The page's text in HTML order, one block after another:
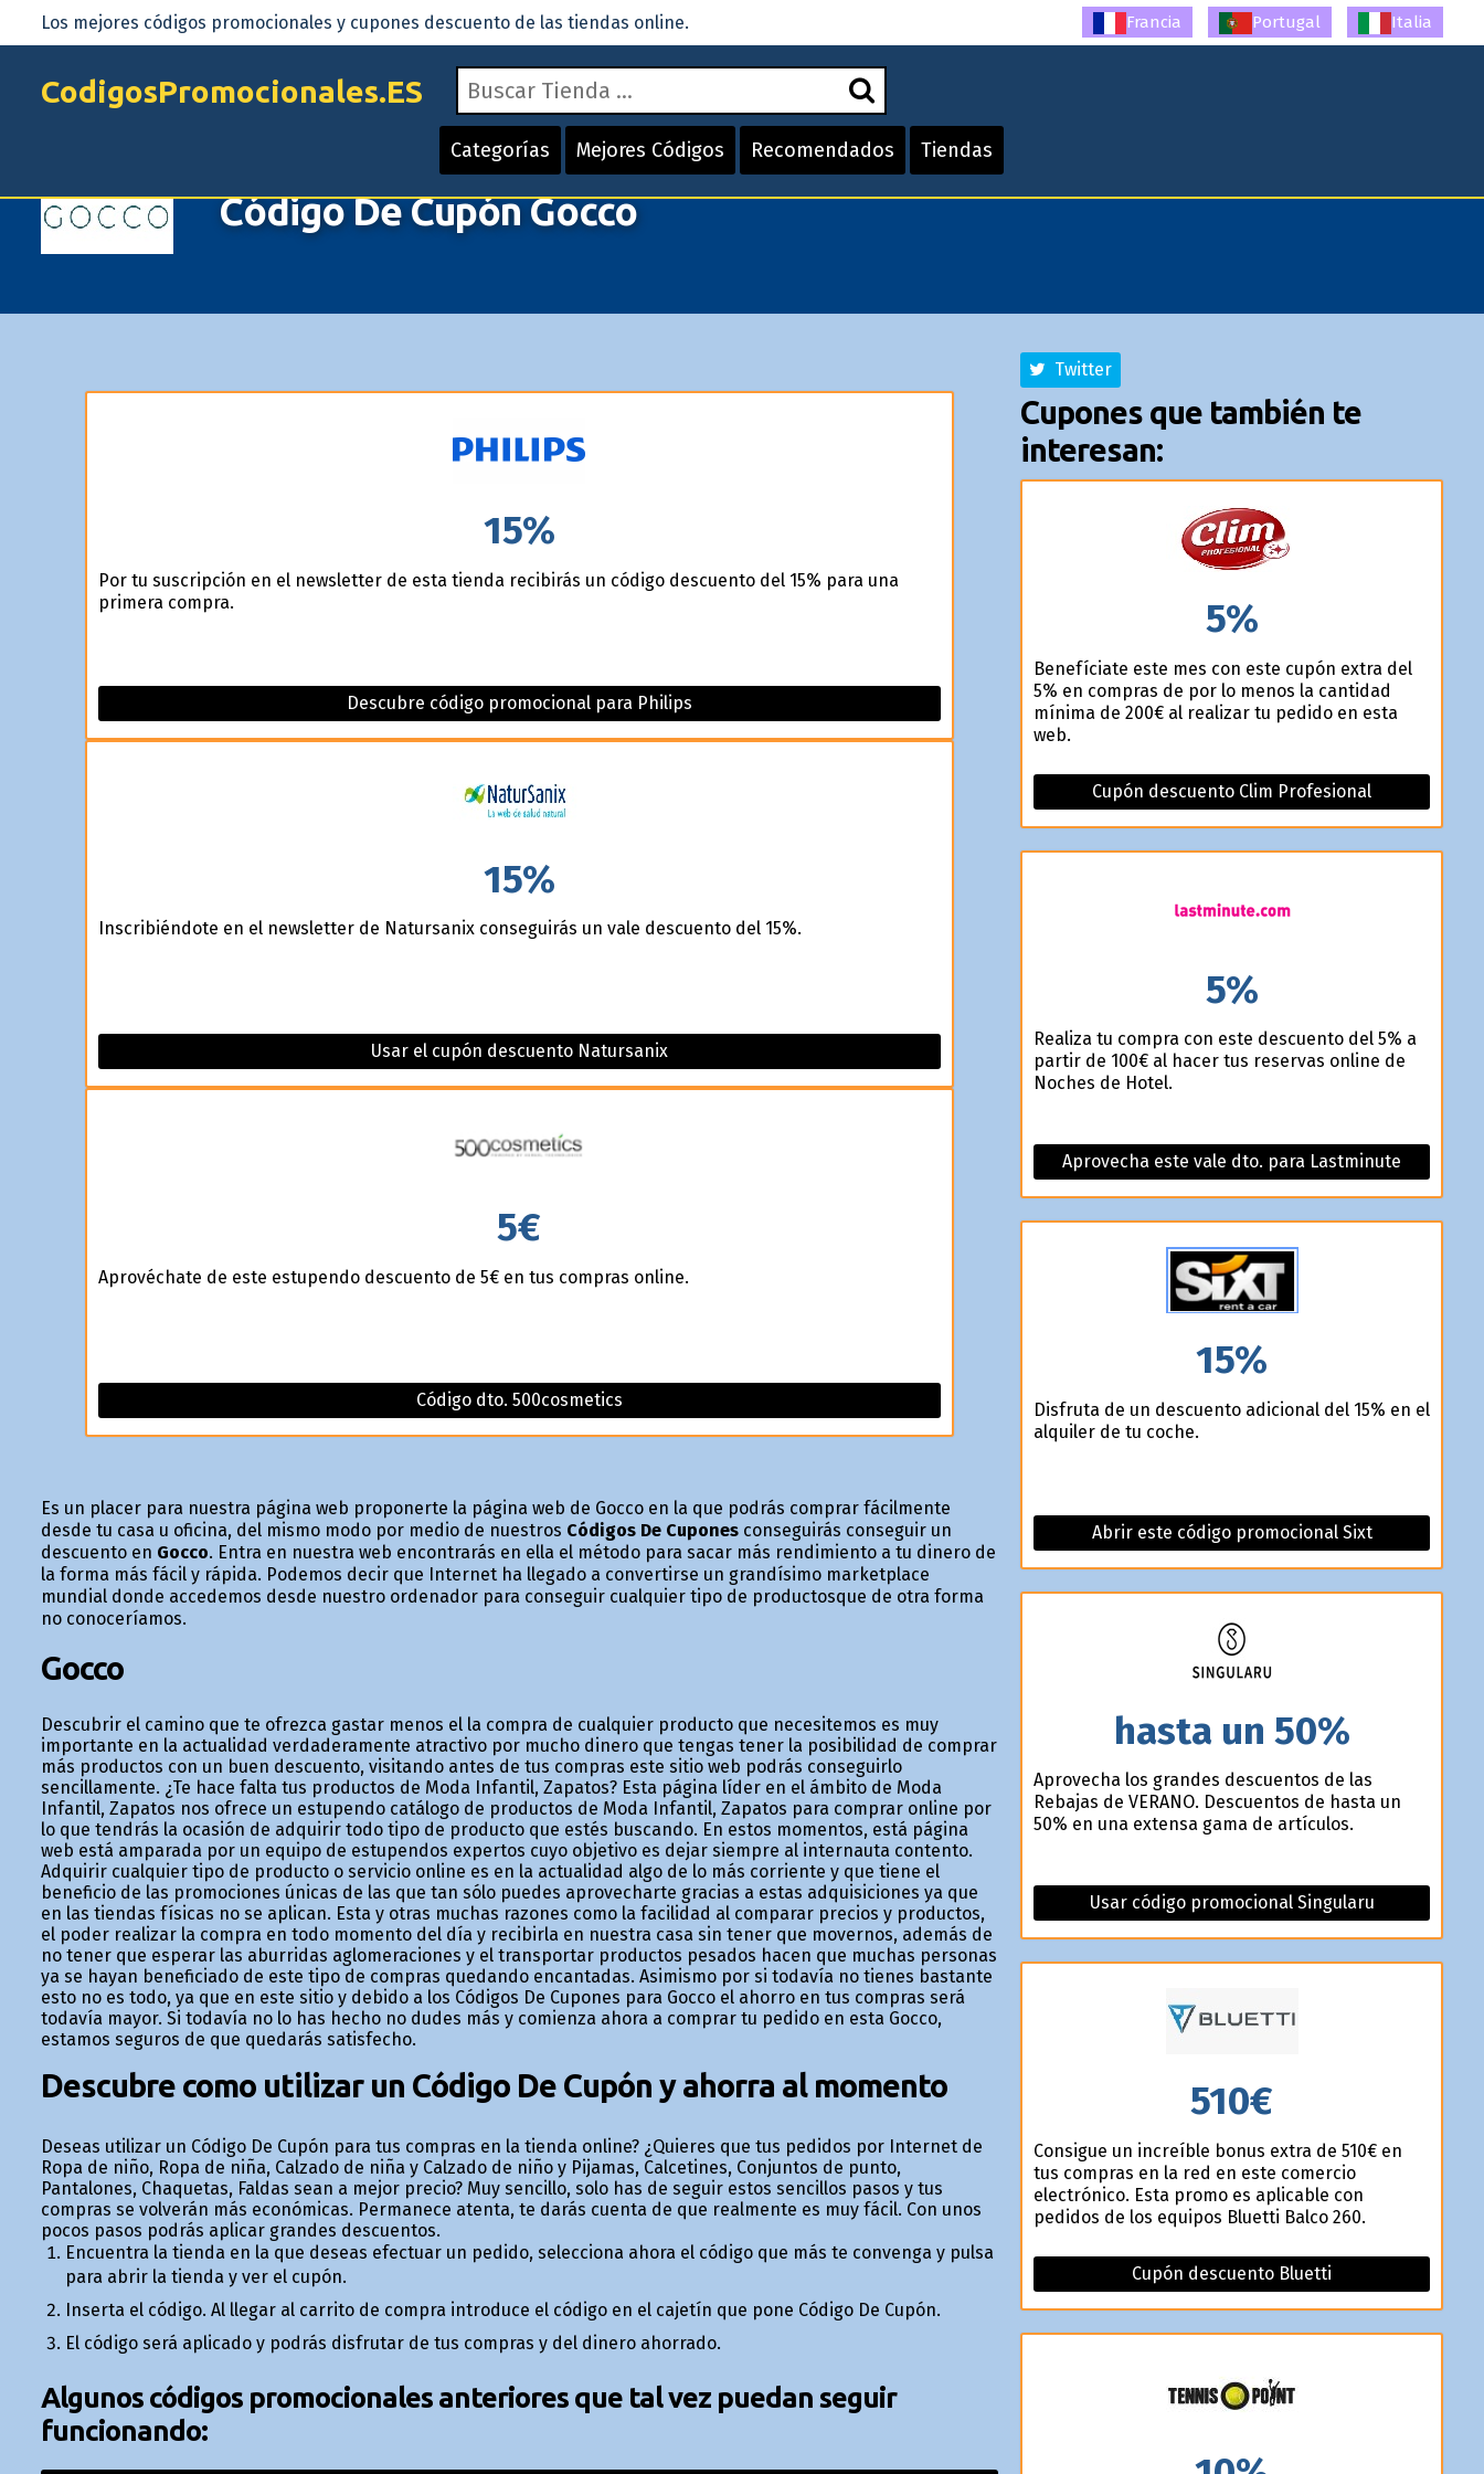
CodigosPromocionales.ES
Categorías Mejores Códigos Recomendados Tiendas
Los mejores códigos promocionales y cupones descuento de las tiendas online. Francia Portugal Italia
Código De Cupón Gocco
15%
Por tu suscripción en el newsletter de esta tienda recibirás un código descuento del 15% para una
primera compra.
Descubre código promocional para Philips
15%
Inscribiéndote en el newsletter de Natursanix conseguirás un vale descuento del 15%.
Usar el cupón descuento Natursanix
5€
Aprovéchate de este estupendo descuento de 5€ en tus compras online.
Código dto. 500cosmetics
Es un placer para nuestra página web proponerte la página web de Gocco en la que podrás comprar fácilmente
desde tu casa u oficina, del mismo modo por medio de nuestros Códigos De Cuponesconseguirás conseguir un
descuento en Gocco. Entra en nuestra web encontrarás en ella el método para sacar más rendimiento a tu dinero de
la forma más fácil y rápida. Podemos decir que Internet ha llegado a convertirse un grandísimo marketplace
mundial donde accedemos desde nuestro ordenador para conseguir cualquier tipo de productosque de otra forma
no conoceríamos.
Gocco
Descubrir el camino que te ofrezca gastar menos el la compra de cualquier producto que necesitemos es muy
importante en la actualidad verdaderamente atractivo por mucho dinero que tengas tener la posibilidad de comprar
más productos con un buen descuento, visitando antes de tus compras este sitio web podrás conseguirlo
sencillamente. ¿Te hace falta tus productos de Moda Infantil, Zapatos? Esta página líder en el ámbito de Moda
Infantil, Zapatos nos ofrece un estupendo catálogo de productos de Moda Infantil, Zapatos para comprar online por
lo que tendrás la ocasión de adquirir todo tipo de producto que estés buscando. En estos momentos, está página
web está amparada por un equipo de estupendos expertos cuyo objetivo es dejar siempre al internauta contento.
Adquirir cualquier tipo de producto o servicio online es en la actualidad algo de lo más corriente y que tiene el
beneficio de las promociones únicas de las que tan sólo puedes aprovecharte gracias a estas adquisiciones ya que
en las tiendas físicas no se aplican. Esta y otras muchas razones como la facilidad al comparar precios y productos,
el poder realizar la compra en todo momento del día y recibirla en nuestra casa sin tener que movernos, además de
no tener que esperar las aburridas aglomeraciones y el transportar productos pesados hacen que muchas personas
ya se hayan beneficiado de este tipo de compras quedando encantadas. Asimismo por si todavía no tienes bastante
esto no es todo, ya que en este sitio y debido a los Códigos De Cupones para Gocco el ahorro en tus compras será
todavía mayor. Si todavía no lo has hecho no dudes más y comienza ahora a comprar tu pedido en esta Gocco,
estamos seguros de que quedarás satisfecho.
Descubre como utilizar un Código De Cupón y ahorra al momento
Deseas utilizar un Código De Cupón para tus compras en la tienda online? ¿Quieres que tus pedidos por Internet de
Ropa de niño, Ropa de niña, Calzado de niña y Calzado de niño y Pijamas, Calcetines, Conjuntos de punto,
Pantalones, Chaquetas, Faldas sean a mejor precio? Muy sencillo, solo has de seguir estos sencillos pasos y tus
compras se volverán más económicas. Permanece atenta, te darás cuenta de que realmente es muy fácil. Con unos
pocos pasos podrás aplicar grandes descuentos.
Encuentra la tienda en la que deseas efectuar un pedido, selecciona ahora el código que más te convenga y pulsa
para abrir la tienda y ver el cupón.
Inserta el código. Al llegar al carrito de compra introduce el código en el cajetín que pone Código De Cupón.
El código será aplicado y podrás disfrutar de tus compras y del dinero ahorrado.
Algunos códigos promocionales anteriores que tal vez puedan seguir
funcionando:
Twitter
Cupones que también te
interesan:
5%
Benefíciate este mes con este cupón extra del
5% en compras de por lo menos la cantidad
mínima de 200€ al realizar tu pedido en esta
web.
Cupón descuento Clim Profesional
5%
Realiza tu compra con este descuento del 5% a
partir de 100€ al hacer tus reservas online de
Noches de Hotel.
Aprovecha este vale dto. para Lastminute
15%
Disfruta de un descuento adicional del 15% en el
alquiler de tu coche.
Abrir este código promocional Sixt
hasta un 50%
Aprovecha los grandes descuentos de las
Rebajas de VERANO. Descuentos de hasta un
50% en una extensa gama de artículos.
Usar código promocional Singularu
510€
Consigue un increíble bonus extra de 510€ en
tus compras en la red en este comercio
electrónico. Esta promo es aplicable con
pedidos de los equipos Bluetti Balco 260.
Cupón descuento Bluetti